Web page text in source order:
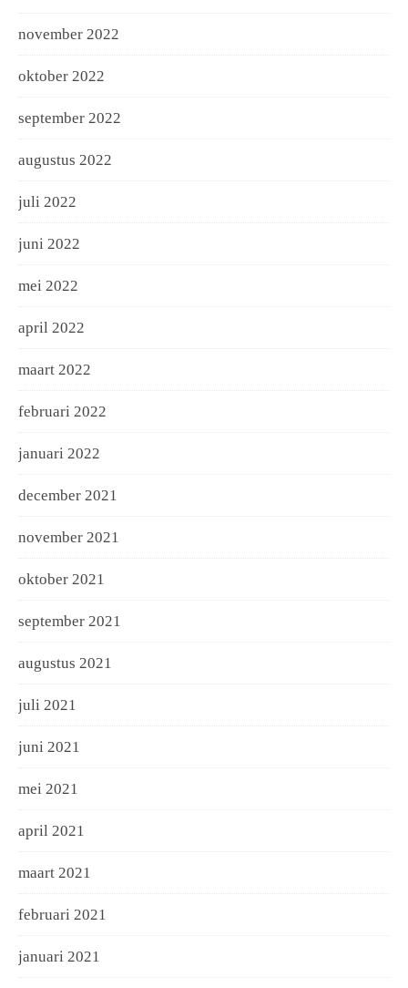
november 2022
oktober 2022
september 2022
augustus 2022
juli 2022
juni 2022
mei 2022
april 2022
maart 2022
februari 2022
januari 2022
december 2021
november 2021
oktober 2021
september 2021
augustus 2021
juli 2021
juni 2021
mei 2021
april 2021
maart 2021
februari 2021
januari 2021